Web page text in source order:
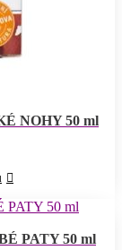
NOHY 50 ml
PATY 50 ml